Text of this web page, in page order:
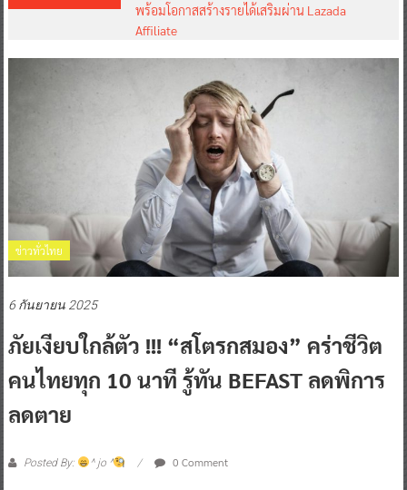
พร้อมโอกาสสร้างรายได้เสริมผ่าน Lazada
Affiliate
ข่าวทั่วไทย
6 กันยายน 2025
ภัยเงียบใกล้ตัว !!! “สโตรกสมอง” คร่าชีวิต
คนไทยทุก 10 นาที รู้ทัน BEFAST ลดพิการ
ลดตาย
Posted By: ^ jo ^ 0 Comment